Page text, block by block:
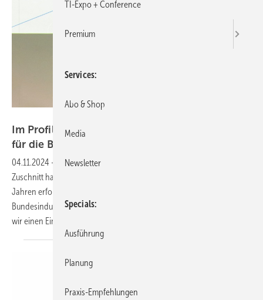
Im Profil: Der BTGA – seit 125 Jahren Einsatz
für die Branche
04.11.2024 -
Die Anlagen erstellenden Unternehmen mit industriellem
Zuschnitt haben in Deutschland einen Verband, der seit mehr als 125
Jahren erfolgreich ihre Interessen vertritt: den BTGA –
Bundesindustrieverband Technische Gebäudeausrüstung. Hier geben
wir einen Einblick in die Breite und Vielfalt seiner
TI-Expo + Conference
Premium
Services
Abo & Shop
Media
Newsletter
Specials
Ausführung
Planung
Praxis-Empfehlungen